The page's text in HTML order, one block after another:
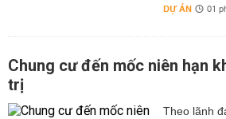
DỰ ÁN 01
Chung cư đến mốc niên hạn
trị
Theo lãnh